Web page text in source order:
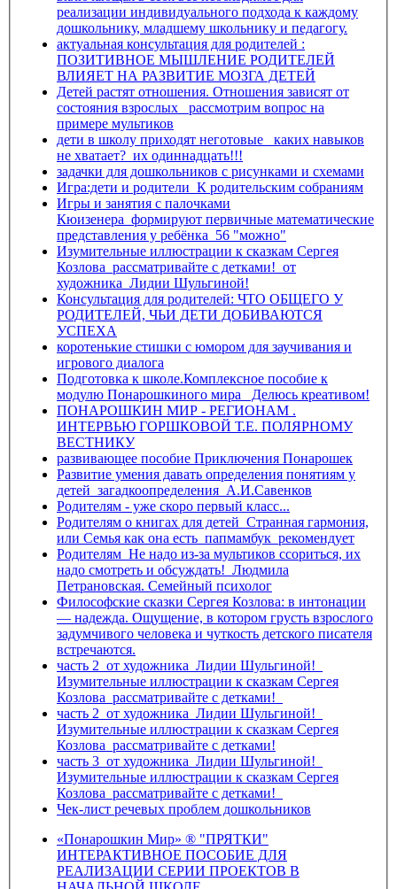
реализации индивидуального подхода к каждому
дошкольнику, младшему школьнику и педагогу.
актуальная консультация для родителей :
ПОЗИТИВНОЕ МЫШЛЕНИЕ РОДИТЕЛЕЙ
ВЛИЯЕТ НА РАЗВИТИЕ МОЗГА ДЕТЕЙ
Детей растят отношения. Отношения зависят от
состояния взрослых_ рассмотрим вопрос на
примере мультиков
дети в школу приходят неготовые_ каких навыков
не хватает?_их одиннадцать!!!
задачки для дошкольников с рисунками и схемами
Игра:дети и родители_К родительским собраниям
Игры и занятия с палочками
Кюизенера_формируют первичные математические
представления у ребёнка_56 "можно"
Изумительные иллюстрации к сказкам Сергея
Козлова_рассматривайте с детками!_от
художника_Лидии Шульгиной!
Консультация для родителей: ЧТО ОБЩЕГО У
РОДИТЕЛЕЙ, ЧЬИ ДЕТИ ДОБИВАЮТСЯ
УСПЕХА
коротенькие стишки с юмором для заучивания и
игрового диалога
Подготовка к школе.Комплексное пособие к
модулю Понарошкиного мира_ Делюсь креативом!
ПОНАРОШКИН МИР - РЕГИОНАМ .
ИНТЕРВЬЮ ГОРШКОВОЙ Т.Е. ПОЛЯРНОМУ
ВЕСТНИКУ
развивающее пособие Приключения Понарошек
Развитие умения давать определения понятиям у
детей_загадкоопределения_А.И.Савенков
Родителям - уже скоро первый класс...
Родителям о книгах для детей_Странная гармония,
или Семья как она есть_папмамбук_рекомендует
Родителям_Не надо из-за мультиков ссориться, их
надо смотреть и обсуждать!_Людмила
Петрановская. Семейный психолог
Философские сказки Сергея Козлова: в интонации
— надежда. Ощущение, в котором грусть взрослого
задумчивого человека и чуткость детского писателя
встречаются.
часть 2_от художника_Лидии Шульгиной!_
Изумительные иллюстрации к сказкам Сергея
Козлова_рассматривайте с детками!_
часть 2_от художника_Лидии Шульгиной!_
Изумительные иллюстрации к сказкам Сергея
Козлова_рассматривайте с детками!
часть 3_от художника_Лидии Шульгиной!_
Изумительные иллюстрации к сказкам Сергея
Козлова_рассматривайте с детками!_
Чек-лист речевых проблем дошкольников
«Понарошкин Мир» ® "ПРЯТКИ"
ИНТЕРАКТИВНОЕ ПОСОБИЕ ДЛЯ
РЕАЛИЗАЦИИ СЕРИИ ПРОЕКТОВ В